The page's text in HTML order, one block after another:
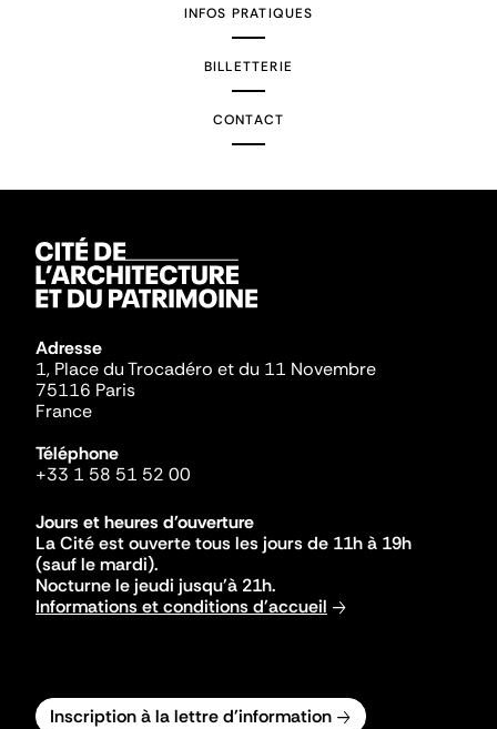
INFOS PRATIQUES
BILLETTERIE
CONTACT
Adresse
1, Place du Trocadéro et du 11 Novembre
75116 Paris
France
Téléphone
+33 1 58 51 52 00
Jours et heures d'ouverture
La Cité est ouverte tous les jours de 11h à 19h
(sauf le mardi).
Nocturne le jeudi jusqu'à 21h.
Informations et conditions d'accueil
Inscription à la lettre d'information